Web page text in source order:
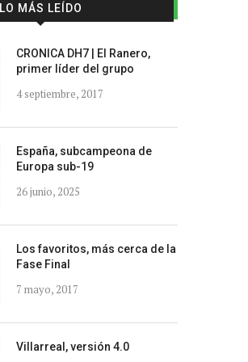
LO MÁS LEÍDO
CRONICA DH7 | El Ranero,
primer líder del grupo
4 septiembre, 2017
España, subcampeona de
Europa sub-19
26 junio, 2025
Los favoritos, más cerca de la
Fase Final
7 mayo, 2017
Villarreal, versión 4.0